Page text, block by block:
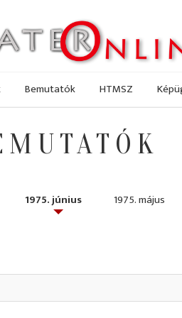
Bemutatók HTMSZ
1975. június 1975. május